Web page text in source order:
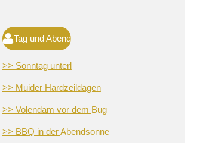
Tag und Abend
>> Sonntag unterl
>> Muider Hardzeildagen
>> Volendam vor dem Bug
>> BBQ in derAbendsonne